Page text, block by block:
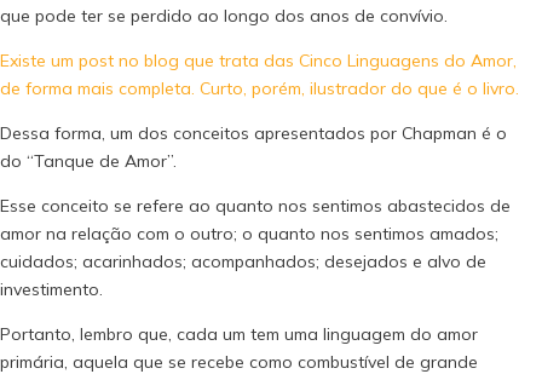
que pode ter se perdido ao longo dos anos de convívio.
Existe um post no blog que trata das Cinco Linguagens do Amor,
de forma mais completa. Curto, porém, ilustrador do que é o livro.
Dessa forma, um dos conceitos apresentados por Chapman é o
do “Tanque de Amor”.
Esse conceito se refere ao quanto nos sentimos abastecidos de
amor na relação com o outro; o quanto nos sentimos amados;
cuidados; acarinhados; acompanhados; desejados e alvo de
investimento.
Portanto, lembro que, cada um tem uma linguagem do amor
primária, aquela que se recebe como combustível de grande